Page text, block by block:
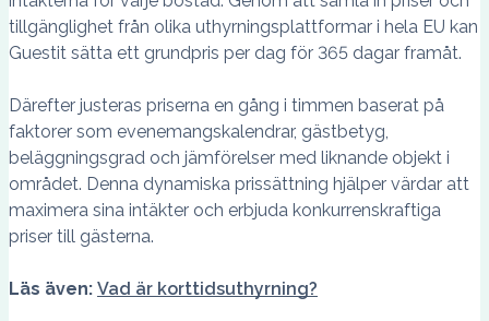
tillgänglighet från olika uthyrningsplattformar i hela EU kan
Guestit sätta ett grundpris per dag för 365 dagar framåt.
Därefter justeras priserna en gång i timmen baserat på
faktorer som evenemangskalendrar, gästbetyg,
beläggningsgrad och jämförelser med liknande objekt i
området. Denna dynamiska prissättning hjälper värdar att
maximera sina intäkter och erbjuda konkurrenskraftiga
priser till gästerna.
Läs även: Vad är korttidsuthyrning?